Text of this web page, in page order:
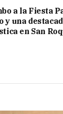
a la Fiesta
y una
en San